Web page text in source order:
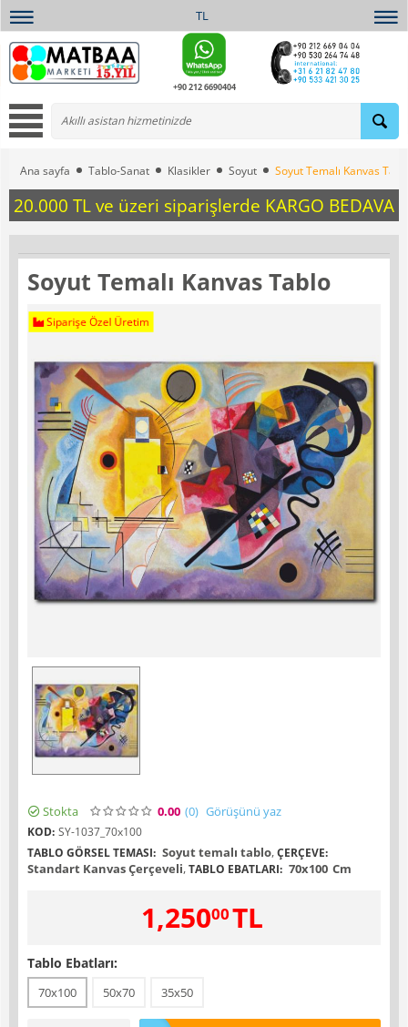
TL
+90 212 6690404
Ana sayfa Tablo-Sanat Klasikler Soyut Soyut Temalı Kanvas
20.000 TL ve üzeri siparişlerde KARGO BEDAVA
Soyut Temalı Kanvas Tablo
Siparişe Özel Üretim
Stokta 0.00 (0) Görüşünü yaz
KOD: SY-1037_70x100
TABLO GÖRSEL TEMASI: Soyut temalı tablo,ÇERÇEVE:
Standart Kanvas Çerçeveli,TABLO EBATLARI: 70x100 Cm
1,25000TL
Tablo Ebatları:
70x100 50x70 35x50